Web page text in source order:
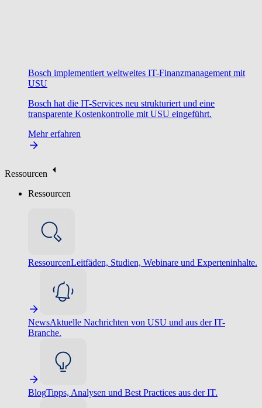
Bosch implementiert weltweites IT-Finanzmanagement mit
USU
Bosch hat die IT-Services neu strukturiert und eine
transparente Kostenkontrolle mit USU eingeführt.
Mehr erfahren
Ressourcen
Ressourcen
RessourcenLeitfäden, Studien, Webinare und Experteninhalte.
NewsAktuelle Nachrichten von USU und aus der IT-
Branche.
BlogTipps, Analysen und Best Practices aus der IT.